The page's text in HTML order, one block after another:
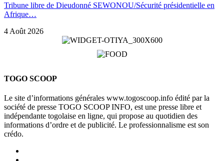
Tribune libre de Dieudonné SEWONOU/Sécurité présidentielle en
Afrique…
4 Août 2026
TOGO SCOOP
Le site d’informations générales www.togoscoop.info édité par la
société de presse TOGO SCOOP INFO, est une presse libre et
indépendante togolaise en ligne, qui propose au quotidien des
informations d’ordre et de publicité. Le professionnalisme est son
crédo.